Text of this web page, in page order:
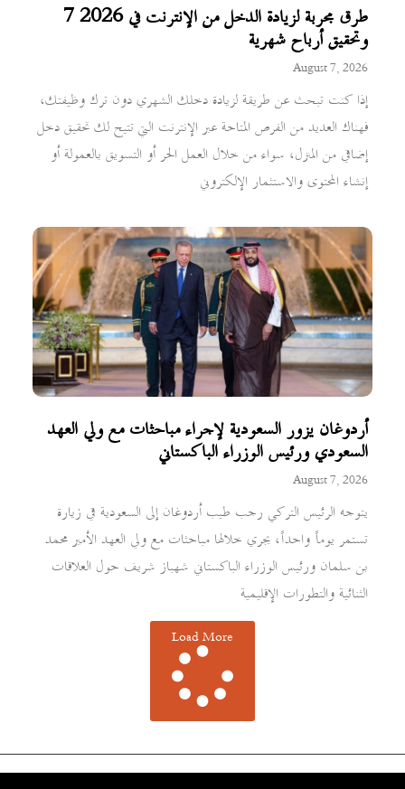
7 طرق مجربة لزيادة الدخل من الإنترنت في 2026
وتحقيق أرباح شهرية
August 7, 2026
إذا كنت تبحث عن طريقة لزيادة دخلك الشهري دون ترك وظيفتك،
فهناك العديد من الفرص المتاحة عبر الإنترنت التي تتيح لك تحقيق دخل
إضافي من المنزل، سواء من خلال العمل الحر أو التسويق بالعمولة أو
إنشاء المحتوى والاستثمار الإلكتروني
أردوغان يزور السعودية لإجراء مباحثات مع ولي العهد
السعودي ورئيس الوزراء الباكستاني
August 7, 2026
يتوجه الرئيس التركي رجب طيب أردوغان إلى السعودية في زيارة
تستمر يوماً واحداً، يجري خلالها مباحثات مع ولي العهد الأمير محمد
بن سلمان ورئيس الوزراء الباكستاني شهباز شريف حول العلاقات
الثنائية والتطورات الإقليمية
Load More